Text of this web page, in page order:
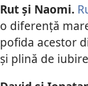
Rut și Naomi.
o diferență
pofida acestor
și plină de